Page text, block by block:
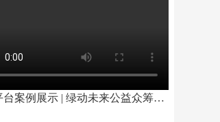
APP平台案例展示 | 绿动未来公益众筹平台